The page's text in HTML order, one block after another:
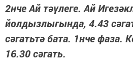
2нче Ай тәүлеге. Ай
йолдызлыгында, 4.43
сәгатьтә бата. 1нче
16.30 сәгать.